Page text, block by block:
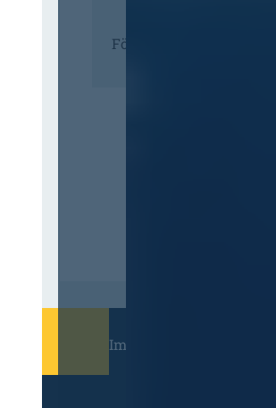
Förderer
Immer informiert bleiben!